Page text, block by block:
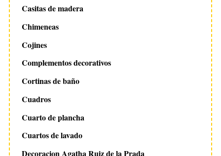
Casitas de madera
Chimeneas
Cojines
Complementos decorativos
Cortinas de baño
Cuadros
Cuarto de plancha
Cuartos de lavado
Decoracion Agatha Ruiz de la Prada